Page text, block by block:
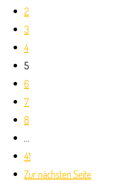
2
3
4
5
6
7
8
…
41
Zur nächsten Seite